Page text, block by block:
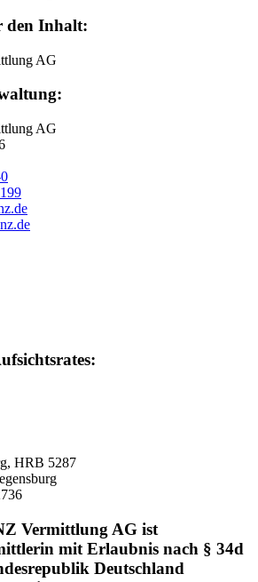
den Inhalt:
AG
AG
HRB 5287
Vermittlung AG ist
mit Erlaubnis nach § 34d
Deutschland